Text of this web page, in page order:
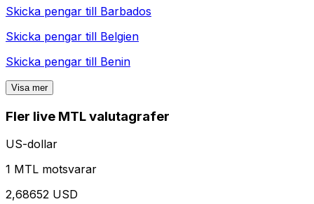
Skicka pengar till Barbados
Skicka pengar till Belgien
Skicka pengar till Benin
Visa mer
Fler live MTL valutagrafer
US-dollar
1 MTL motsvarar
2,68652 USD